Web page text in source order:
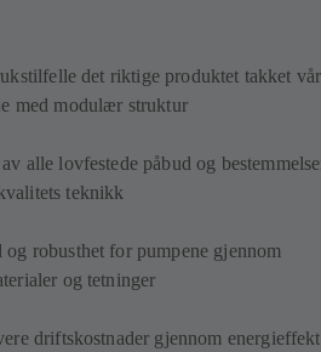
det riktige produktet takket vår
med modulær struktur
alle lovfestede påbud og
teknikk
robusthet for pumpene gjennom
og tetninger
driftskostnader gjennom